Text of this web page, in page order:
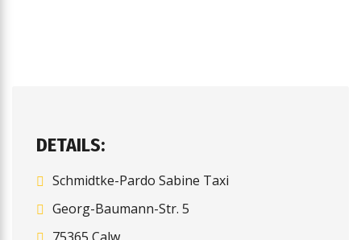
DETAILS:
Schmidtke-Pardo Sabine Taxi
Georg-Baumann-Str. 5